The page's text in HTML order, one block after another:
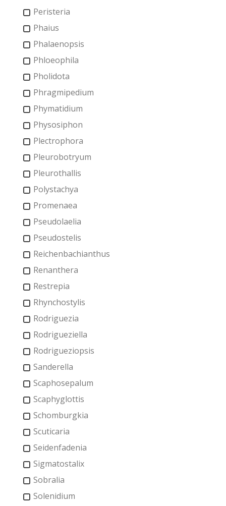
Peristeria
Phaius
Phalaenopsis
Phloeophila
Pholidota
Phragmipedium
Phymatidium
Physosiphon
Plectrophora
Pleurobotryum
Pleurothallis
Polystachya
Promenaea
Pseudolaelia
Pseudostelis
Reichenbachianthus
Renanthera
Restrepia
Rhynchostylis
Rodriguezia
Rodrigueziella
Rodrigueziopsis
Sanderella
Scaphosepalum
Scaphyglottis
Schomburgkia
Scuticaria
Seidenfadenia
Sigmatostalix
Sobralia
Solenidium